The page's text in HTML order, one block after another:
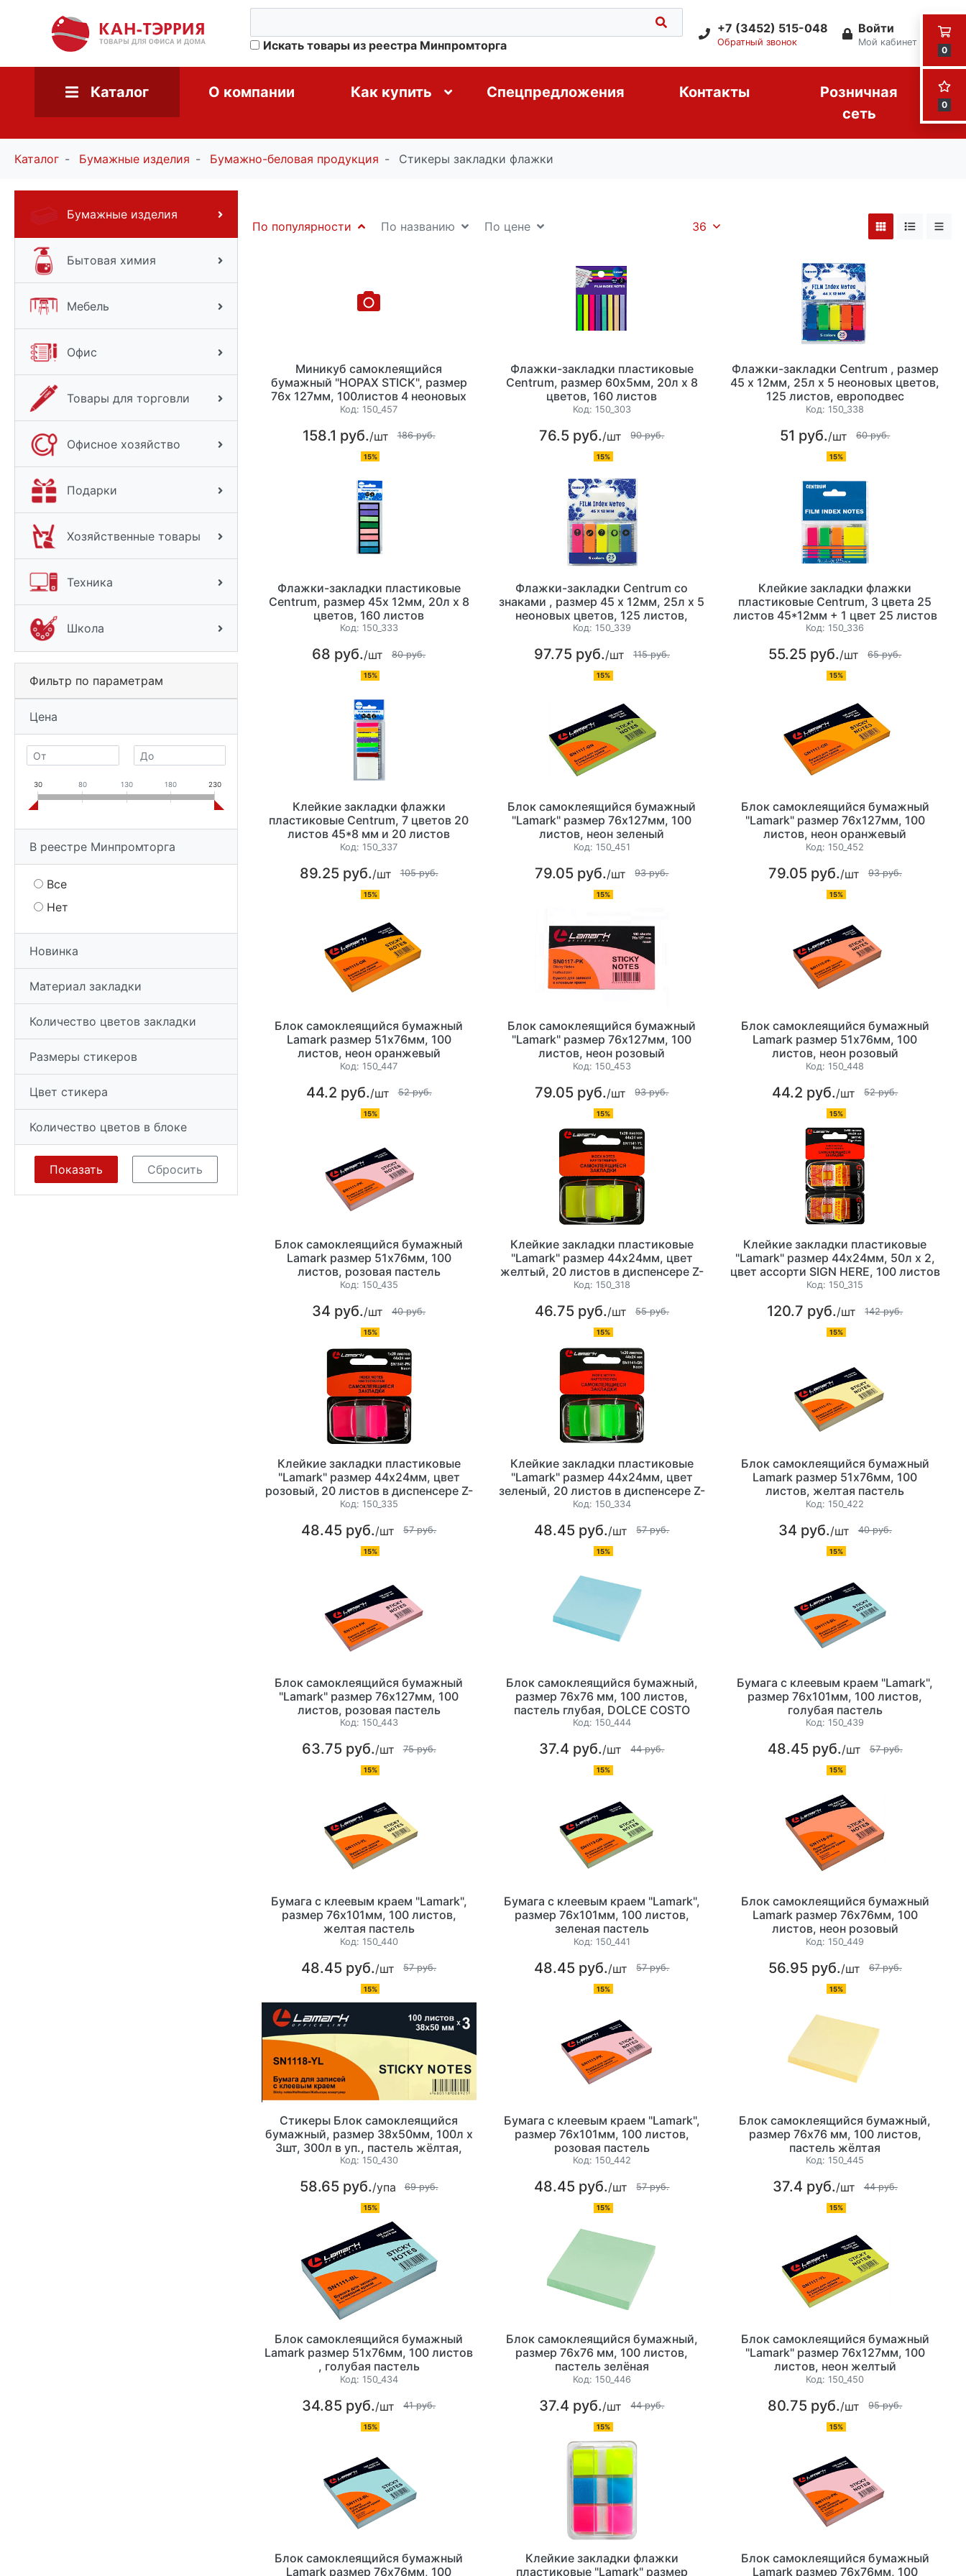
0
0
Искать товары из реестра Минпромторга
+7 (3452) 515-048
Обратный звонок
Войти
Мой кабинет
Каталог О компании Как купить Спецпредложения Контакты
Розничная
сеть
Каталог Бумажные изделия Бумажно-беловая продукция Стикеры закладки флажки
Бумажные изделия
Бытовая химия
Мебель
Офис
Товары для торговли
Офисное хозяйство
Подарки
Хозяйственные товары
Техника
Школа
Фильтр по параметрам
Цена
30 80 130 180 230
В реестре Минпромторга
Все
Нет
Новинка
Материал закладки
Количество цветов закладки
Размеры стикеров
Цвет стикера
Количество цветов в блоке
По популярности По названию По цене 36
Миникуб самоклеящийся
бумажный "HOPAX STICK", размер
76х 127мм, 100листов 4 неоновых
цвета
Код:150_457
158.1 руб./шт 186 руб.
15%
Флажки-закладки пластиковые
Centrum, размер 60х5мм, 20л х 8
цветов, 160 листов
Код: 150_303
76.5 руб./шт 90 руб.
15%
Флажки-закладки Centrum , размер
45 х 12мм, 25л х 5 неоновых цветов,
125 листов, европодвес
Код:150_338
51 руб./шт 60 руб.
15%
Флажки-закладки пластиковые
Centrum, размер 45х 12мм, 20л х 8
цветов, 160 листов
Код: 150_333
68 руб./шт 80 руб.
15%
Флажки-закладки Centrum со
знаками , размер 45 х 12мм, 25л х 5
неоновых цветов, 125 листов,
европодвес
Код: 150_339
97.75 руб./шт 115 руб.
15%
Клейкие закладки флажки
пластиковые Centrum, 3 цвета 25
листов 45*12мм + 1 цвет 25 листов
45*25мм
Код:150_336
55.25 руб./шт 65 руб.
15%
Клейкие закладки флажки
пластиковые Centrum, 7 цветов 20
листов 45*8 мм и 20 листов
45*45мм белого цвета(бумажные).
Код:150_337
89.25 руб./шт 105 руб.
15%
Блок самоклеящийся бумажный
"Lamark" размер 76х127мм, 100
листов, неон зеленый
Код: 150_451
79.05 руб./шт 93 руб.
15%
Блок самоклеящийся бумажный
"Lamark" размер 76х127мм, 100
листов, неон оранжевый
Код:150_452
79.05 руб./шт 93 руб.
15%
Блок самоклеящийся бумажный
Lamark размер 51х76мм, 100
листов, неон оранжевый
Код:150_447
44.2 руб./шт 52 руб.
15%
Блок самоклеящийся бумажный
"Lamark" размер 76х127мм, 100
листов, неон розовый
Код: 150_453
79.05 руб./шт 93 руб.
15%
Блок самоклеящийся бумажный
Lamark размер 51х76мм, 100
листов, неон розовый
Код:150_448
44.2 руб./шт 52 руб.
15%
Блок самоклеящийся бумажный
Lamark размер 51х76мм, 100
листов, розовая пастель
Код: 150_435
34 руб./шт 40 руб.
15%
Клейкие закладки пластиковые
"Lamark" размер 44х24мм, цвет
желтый, 20 листов в диспенсере Z-
сложения
Код: 150_318
46.75 руб./шт 55 руб.
15%
Клейкие закладки пластиковые
"Lamark" размер 44х24мм, 50л х 2,
цвет ассорти SIGN HERE, 100 листов
в диспенсере Z-сложения
Код:150_315
120.7 руб./шт 142 руб.
15%
Клейкие закладки пластиковые
"Lamark" размер 44х24мм, цвет
розовый, 20 листов в диспенсере Z-
сложения
Код: 150_335
48.45 руб./шт 57 руб.
15%
Клейкие закладки пластиковые
"Lamark" размер 44х24мм, цвет
зеленый, 20 листов в диспенсере Z-
сложения
Код: 150_334
48.45 руб./шт 57 руб.
15%
Блок самоклеящийся бумажный
Lamark размер 51х76мм, 100
листов, желтая пастель
Код:150_422
34 руб./шт 40 руб.
15%
Блок самоклеящийся бумажный
"Lamark" размер 76х127мм, 100
листов, розовая пастель
Код: 150_443
63.75 руб./шт 75 руб.
15%
Блок самоклеящийся бумажный,
размер 76х76 мм, 100 листов,
пастель глубая, DOLCE COSTO
Код: 150_444
37.4 руб./шт 44 руб.
15%
Бумага с клеевым краем "Lamark",
размер 76х101мм, 100 листов,
голубая пастель
Код:150_439
48.45 руб./шт 57 руб.
15%
Бумага с клеевым краем "Lamark",
размер 76х101мм, 100 листов,
желтая пастель
Код: 150_440
48.45 руб./шт 57 руб.
15%
Бумага с клеевым краем "Lamark",
размер 76х101мм, 100 листов,
зеленая пастель
Код: 150_441
48.45 руб./шт 57 руб.
15%
Блок самоклеящийся бумажный
Lamark размер 76х76мм, 100
листов, неон розовый
Код:150_449
56.95 руб./шт 67 руб.
15%
Стикеры Блок самоклеящийся
бумажный, размер 38х50мм, 100л х
3шт, 300л в уп., пастель жёлтая,
Lamark
Код: 150_430
58.65 руб./упа 69 руб.
15%
Бумага с клеевым краем "Lamark",
размер 76х101мм, 100 листов,
розовая пастель
Код: 150_442
48.45 руб./шт 57 руб.
15%
Блок самоклеящийся бумажный,
размер 76х76 мм, 100 листов,
пастель жёлтая
Код:150_445
37.4 руб./шт 44 руб.
15%
Блок самоклеящийся бумажный
Lamark размер 51х76мм, 100 листов
, голубая пастель
Код: 150_434
34.85 руб./шт 41 руб.
15%
Блок самоклеящийся бумажный,
размер 76х76 мм, 100 листов,
пастель зелёная
Код: 150_446
37.4 руб./шт 44 руб.
15%
Блок самоклеящийся бумажный
"Lamark" размер 76х127мм, 100
листов, неон желтый
Код:150_450
80.75 руб./шт 95 руб.
15%
Блок самоклеящийся бумажный
Lamark размер 76х76мм, 100
Клейкие закладки флажки
пластиковые "Lamark" размер
Блок самоклеящийся бумажный
Lamark размер 76х76мм, 100